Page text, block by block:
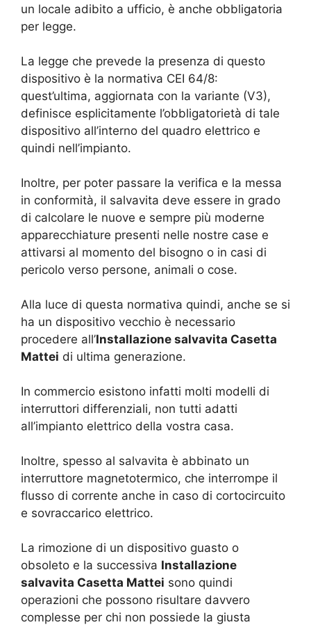
un locale adibito a ufficio, è anche obbligatoria
per legge.
La legge che prevede la presenza di questo
dispositivo è la normativa CEI 64/8:
quest’ultima, aggiornata con la variante (V3),
definisce esplicitamente l’obbligatorietà di tale
dispositivo all’interno del quadro elettrico e
quindi nell’impianto.
Inoltre, per poter passare la verifica e la messa
in conformità, il salvavita deve essere in grado
di calcolare le nuove e sempre più moderne
apparecchiature presenti nelle nostre case e
attivarsi al momento del bisogno o in casi di
pericolo verso persone, animali o cose.
Alla luce di questa normativa quindi, anche se si
ha un dispositivo vecchio è necessario
procedere all’Installazione salvavita Casetta
Mattei di ultima generazione.
In commercio esistono infatti molti modelli di
interruttori differenziali, non tutti adatti
all’impianto elettrico della vostra casa.
Inoltre, spesso al salvavita è abbinato un
interruttore magnetotermico, che interrompe il
flusso di corrente anche in caso di cortocircuito
e sovraccarico elettrico.
La rimozione di un dispositivo guasto o
obsoleto e la successiva Installazione
salvavita Casetta Mattei sono quindi
operazioni che possono risultare davvero
complesse per chi non possiede la giusta